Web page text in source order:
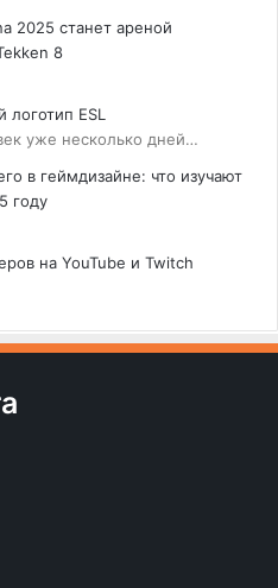
2025 станет ареной
8
логотип ESL
уже несколько дней…
в геймдизайне: что изучают
году
на YouTube и Twitch